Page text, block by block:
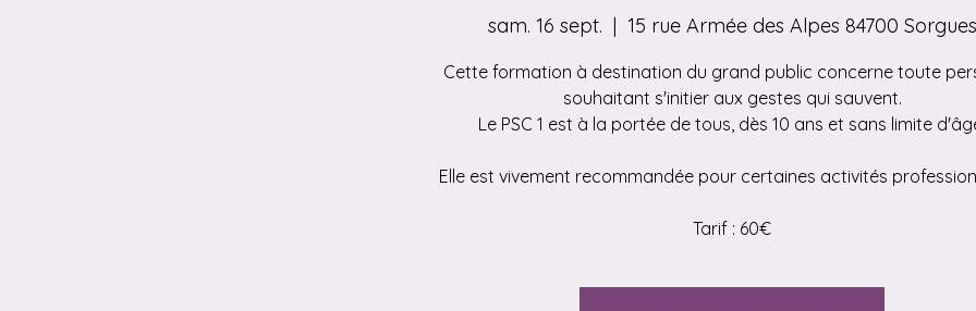
sam. 16 sept.
  |
15 rue Armée des Alpes 84700 Sorgues
Cette formation à destination du grand public concerne toute
souhaitant s'initier aux gestes qui sauvent.
Le PSC 1 est à la portée de tous, dès 10 ans et sans limite
Elle est vivement recommandée pour certaines activités
Tarif : 60€